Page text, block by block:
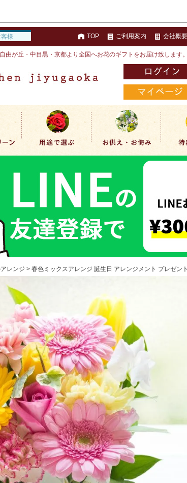
様 TOP ご利用案内 会社概要
由が丘・中目黒・京都より全国へお花のギフトをお届け致します。
レンジ 春色ミックスアレンジ 誕生日 アレンジメント プレゼン